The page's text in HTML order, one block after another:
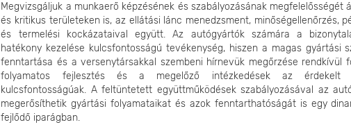
Megvizsgáljuk a munkaerő képzésének és szabályozásának megfelelősségét
és kritikus területeken is, az ellátási lánc menedzsment, minőségellenőrzés,
és termelési kockázataival együtt. Az autógyártók számára a
hatékony kezelése kulcsfontosságú tevékenység, hiszen a magas gyártási
fenntartása és a versenytársakkal szembeni hírnevük megőrzése rendkívül
folyamatos fejlesztés és a megelőző intézkedések az érdekelt
kulcsfontosságúak. A feltüntetett együttműködések szabályozásával az
megerősíthetik gyártási folyamataikat és azok fenntarthatóságát is egy
fejlődő iparágban.